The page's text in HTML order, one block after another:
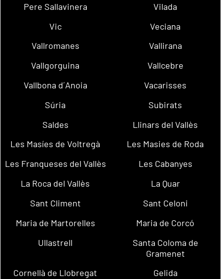
Pere Sallavinera
Vilada
Vic
Veciana
Vallromanes
Vallirana
Vallgorguina
Vallcebre
Vallbona d´Anoia
Vacarisses
Súria
Subirats
Saldes
Llinars del Vallès
Les Masíes de Voltregà
Les Masies de Roda
Les Franqueses del Vallès
Les Cabanyes
La Roca del Vallès
La Quar
Sant Climent
Sant Celoni
Maria de Martorelles
Maria de Corcó
Ullastrell
Santa Coloma de
Gramenet
Cornellà de Llobregat
Gelida